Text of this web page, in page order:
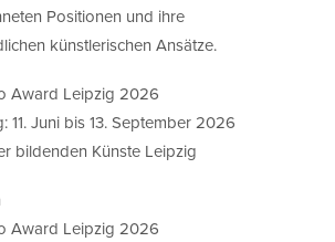
Positionen und ihre
künstlerischen Ansätze.
Award Leipzig 2026
11. Juni bis 13. September 2026
bildenden Künste Leipzig
Award Leipzig 2026